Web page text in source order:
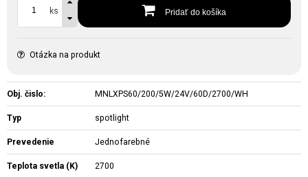
ks Pridať do košíka
Otázka na produkt
Obj. čislo: MNLXPS60/200/5W/24V/60D/2700/WH
Typ spotlight
Prevedenie Jednofarebné
Teplota svetla (K) 2700